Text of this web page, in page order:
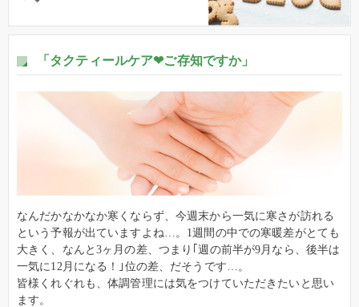
「タクティールケア❤ご存知ですか」
なんだかなかなか寒くならず、今週末から一気に寒さが訪れる
という予報が出ていますよね…。1週間の中での寒暖差がとても
大きく、なんと3ヶ月の差、つまり｢週の前半が9月なら、後半は
一気に12月になる！｣位の差、だそうです…。
皆様くれぐれも、体調管理には気をつけていただきたいと思い
ます。